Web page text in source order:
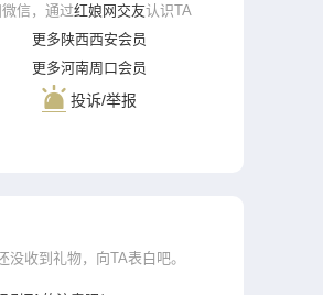
信，通过红娘网交友认识TA
更多陕西西安会员
更多河南周口会员
投诉/举报
没收到礼物，向TA表白吧。